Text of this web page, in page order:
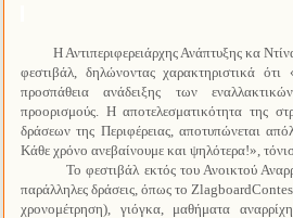
Η Αντιπεριφερειάρχης Ανάπτυξης κα
φεστιβάλ, δηλώνοντας χαρακτηριστικά
προσπάθεια ανάδειξης των
προορισμούς. Η αποτελεσματικότητα της
δράσεων της Περιφέρειας, αποτυπώνεται
Κάθε χρόνο ανεβαίνουμε και ψηλότερα!»,
Το φεστιβάλ εκτός του Ανοικτού
παράλληλες δράσεις, όπως το
χρονομέτρηση), γιόγκα, μαθήματα